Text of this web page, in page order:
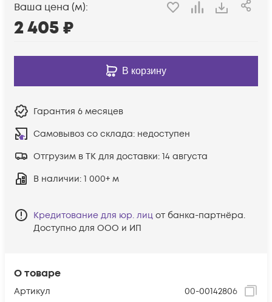
О товаре
Артикул
00-00142806
Ваша цена (м):
2 405₽
В корзину
Гарантия 6 месяцев
Самовывоз со склада: недоступен
Отгрузим в ТК для доставки: 14 августа
В наличии: 1 000+ м
Кредитование для юр. лиц от банка-партнёра.
Доступно для ООО и ИП